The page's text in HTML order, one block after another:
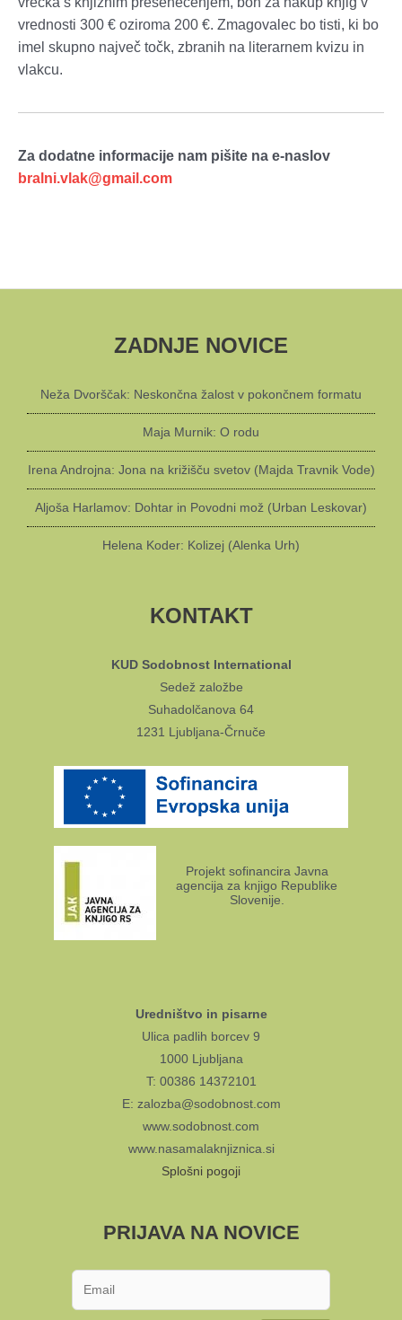
vrednosti 300 € oziroma 200 €. Zmagovalec bo tisti, ki bo
imel skupno največ točk, zbranih na literarnem kvizu in
vlakcu.
Za dodatne informacije nam pišite na e-naslov
bralni.vlak@gmail.com
ZADNJE NOVICE
Neža Dvorščak: Neskončna žalost v pokončnem formatu
Maja Murnik: O rodu
Irena Androjna: Jona na križišču svetov (Majda Travnik Vode)
Aljoša Harlamov: Dohtar in Povodni mož (Urban Leskovar)
Helena Koder: Kolizej (Alenka Urh)
KONTAKT
KUD Sodobnost International
Sedež založbe
Suhadolčanova 64
1231 Ljubljana-Črnuče
Projekt sofinancira Javna
agencija za knjigo Republike
Slovenije.
Uredništvo in pisarne
Ulica padlih borcev 9
1000 Ljubljana
T: 00386 14372101
E: zalozba@sodobnost.com
www.sodobnost.com
www.nasamalaknjiznica.si
Splošni pogoji
PRIJAVA NA NOVICE